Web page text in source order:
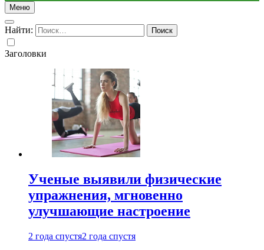
Меню
Найти:
Заголовки
Ученые выявили физические
упражнения, мгновенно
улучшающие настроение
2 года спустя2 года спустя